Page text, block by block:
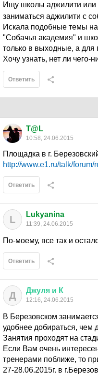
Ищу школы аджилити или
заниматься аджилити с
Искала подобные темы
"Собачья академия" и
только в выходные, а для
Хочу узнать, нет ли чего-
Ответить
T@L
10:58, 24.06.2015
Площадка в г.
http://www.e1.ru/talk/
Ответить
L Lukyanina
11:39, 24.06.2015
По-моему, все так и
Ответить
Д Джуля и К
12:16, 24.06.2015
В Березовском
удобнее добираться, чем
Занятия проходят на
Если Вам очень
тренерами поближе, то
27-28.06.2015г. в